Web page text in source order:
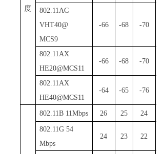
度
802.11AC
VHT40@
MCS9
-66 -68 -70
802.11AX
HE20@MCS11
-66 -68 -70
802.11AX
HE40@MCS11
-64 -65 -76
802.11B11Mbps 26 25 24
802.11G 54
Mbps
24 23 22